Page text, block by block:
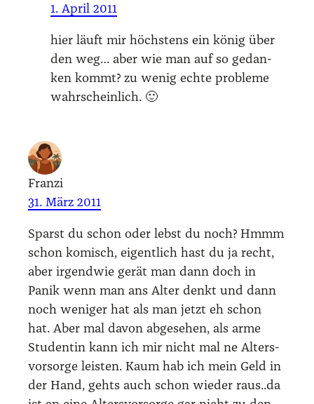
1. April 2011
hier läuft mir höchs­tens ein könig über
den weg… aber wie man auf so gedan­
ken kommt? zu wenig ech­te pro­ble­me
wahr­schein­lich. 🙂
Franzi
31. März 2011
Sparst du schon oder lebst du noch? Hmmm
schon komisch, eigent­lich hast du ja recht,
aber irgend­wie gerät man dann doch in
Panik wenn man ans Alter denkt und dann
noch weni­ger hat als man jetzt eh schon
hat. Aber mal davon abge­se­hen, als arme
Stu­den­tin kann ich mir nicht mal ne Alters­
vor­sor­ge leis­ten. Kaum hab ich mein Geld in
der Hand, gehts auch schon wie­der raus..da